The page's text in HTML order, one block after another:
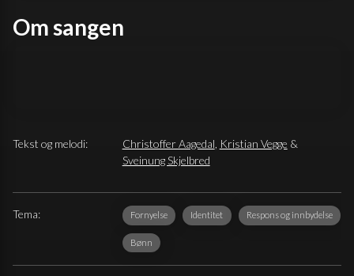
Om sangen
Tekst og melodi: Christoffer Aagedal Kristian Vegge &
Sveinung Skjelbred
Tema: Fornyelse Identitet Respons og innbydelse
Bønn